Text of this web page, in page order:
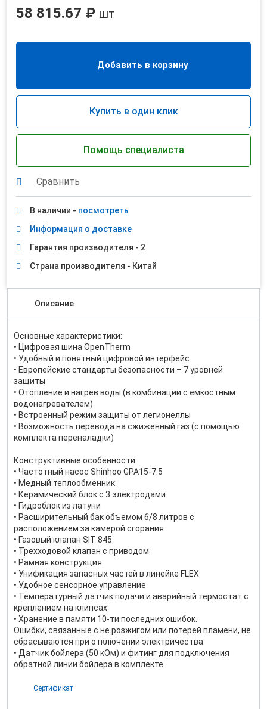
58 815.67 ₽ шт
Добавить в корзину
Купить в один клик
Помощь специалиста
Сравнить
В наличии - посмотреть
Информация о доставке
Гарантия производителя - 2
Страна производителя - Китай
Описание
Основные характеристики:
• Цифровая шина OpenTherm
• Удобный и понятный цифровой интерфейс
• Европейские стандарты безопасности – 7 уровней
защиты
• Отопление и нагрев воды (в комбинации с ёмкостным
водонагревателем)
• Встроенный режим защиты от легионеллы
• Возможность перевода на сжиженный газ (с помощью
комплекта переналадки)
Конструктивные особенности:
• Частотный насос Shinhoo GPA15-7.5
• Медный теплообменник
• Керамический блок с 3 электродами
• Гидроблок из латуни
• Расширительный бак объемом 6/8 литров с
расположением за камерой сгорания
• Газовый клапан SIT 845
• Трехходовой клапан с приводом
• Рамная конструкция
• Унификация запасных частей в линейке FLEX
• Удобное сенсорное управление
• Температурный датчик подачи и аварийный термостат с
креплением на клипсах
• Хранение в памяти 10-ти последних ошибок.
Ошибки, связанные с не розжигом или потерей пламени, не
сбрасываются при отключении электричества
• Датчик бойлера (50 кОм) и фитинг для подключения
обратной линии бойлера в комплекте
Сертификат